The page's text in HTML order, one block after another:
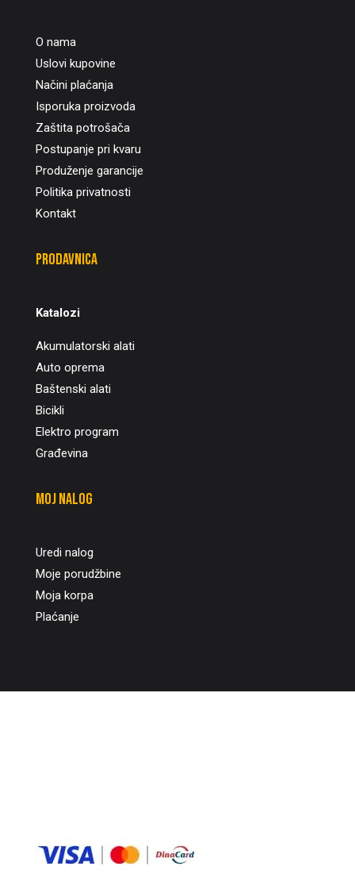
O nama
Uslovi kupovine
Načini plaćanja
Isporuka proizvoda
Zaštita potrošača
Postupanje pri kvaru
Produženje garancije
Politika privatnosti
Kontakt
Prodavnica
Katalozi
Akumulatorski alati
Auto oprema
Baštenski alati
Bicikli
Elektro program
Građevina
Moj nalog
Uredi nalog
Moje porudžbine
Moja korpa
Plaćanje